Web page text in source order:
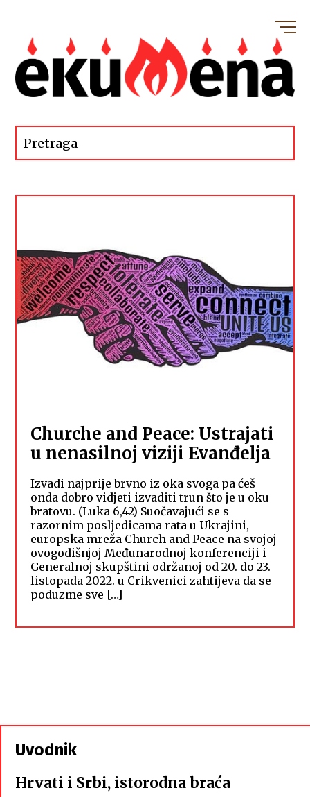
Churche and Peace: Ustrajati
u nenasilnoj viziji Evanđelja
Izvadi najprije brvno iz oka svoga pa ćeš
onda dobro vidjeti izvaditi trun što je u oku
bratovu. (Luka 6,42) Suočavajući se s
razornim posljedicama rata u Ukrajini,
europska mreža Church and Peace na svojoj
ovogodišnjoj Međunarodnoj konferenciji i
Generalnoj skupštini održanoj od 20. do 23.
listopada 2022. u Crikvenici zahtijeva da se
poduzme sve […]
Uvodnik
Hrvati i Srbi, istorodna braća